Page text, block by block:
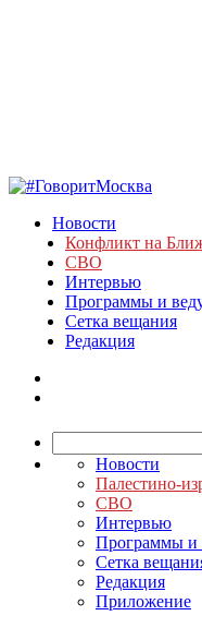
Новости
Конфликт на
СВО
Интервью
Программы и
Сетка вещания
Редакция
Новости
Палестино-
СВО
Интервью
Программы и
Сетка
Редакция
Приложение